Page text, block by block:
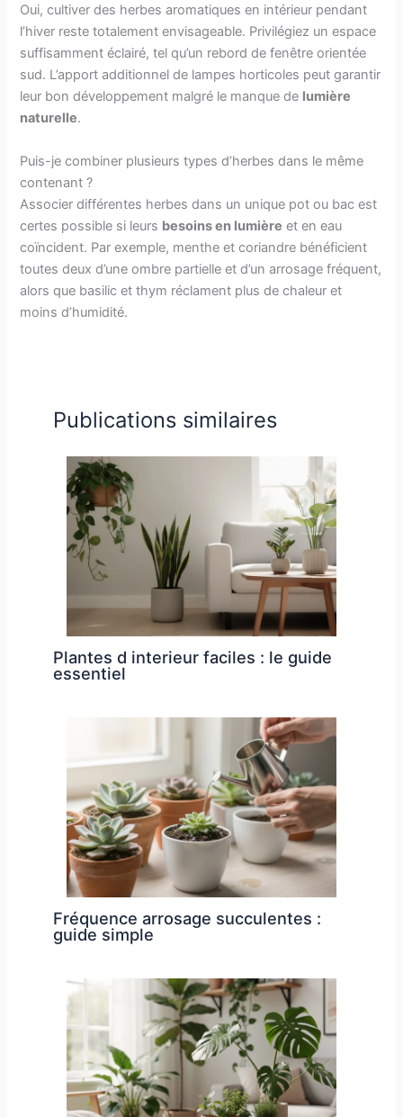
Oui, cultiver des herbes aromatiques en intérieur pendant
l’hiver reste totalement envisageable. Privilégiez un espace
suffisamment éclairé, tel qu’un rebord de fenêtre orientée
sud. L’apport additionnel de lampes horticoles peut garantir
leur bon développement malgré le manque de lumière
naturelle.
Puis-je combiner plusieurs types d’herbes dans le même
contenant ?
Associer différentes herbes dans un unique pot ou bac est
certes possible si leurs besoins en lumière et en eau
coïncident. Par exemple, menthe et coriandre bénéficient
toutes deux d’une ombre partielle et d’un arrosage fréquent,
alors que basilic et thym réclament plus de chaleur et
moins d’humidité.
Publications similaires
Plantes d interieur faciles : le guide
essentiel
Fréquence arrosage succulentes :
guide simple